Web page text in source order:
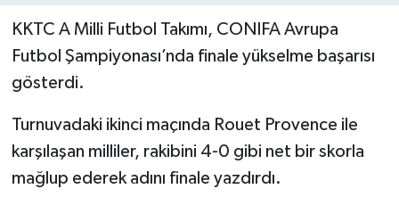
KKTC A Milli Futbol Takımı, CONIFA Avrupa
Futbol Şampiyonası’nda finale yükselme başarısı
gösterdi.
Turnuvadaki ikinci maçında Rouet Provence ile
karşılaşan milliler, rakibini 4-0 gibi net bir skorla
mağlup ederek adını finale yazdırdı.